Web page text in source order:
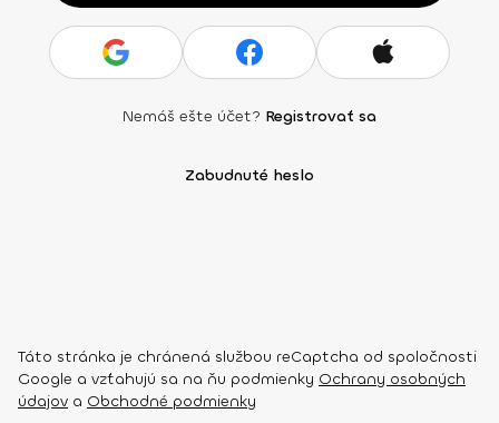
Nemáš ešte účet? Registrovať sa
Zabudnuté heslo
Táto stránka je chránená službou reCaptcha od spoločnosti
Google a vzťahujú sa na ňu podmienky Ochrany osobných
údajov a Obchodné podmienky